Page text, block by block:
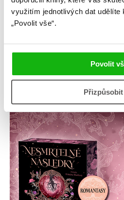
využitím jednotlivých dat udělíte
„Povolit vše“.
Povolit
Přizpůsobit